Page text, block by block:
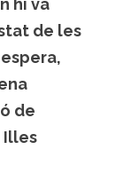
hi va
de les
de
Illes